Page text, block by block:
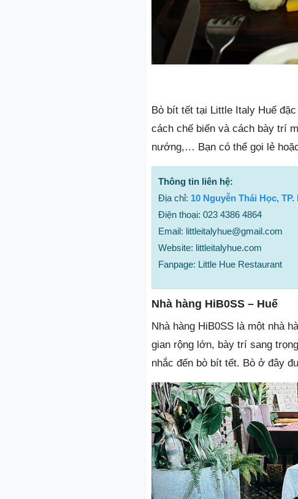
Bò bít tết tại Little Italy Huế
cách chế biến và cách bày trí
nướng,… Bạn có thể gọi lẻ
Thông tin liên hệ:
Địa chỉ: 10 Nguyễn Thái Học, TP.
Điện thoại: 023 4386 4864
Email: littleitalyhue@gmail.com
Website: littleitalyhue.com
Fanpage: Little Hue Restaurant
Nhà hàng HiB0SS – Huế
Nhà hàng HiB0SS là một nhà
gian rộng lớn, bày trí sang
nhắc đến bò bít tết. Bò ở đây